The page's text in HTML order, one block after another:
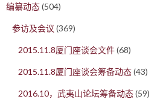
编纂动态(504)
参访及会议 (369)
2015.11.8厦门座谈会文件(68)
2015.11.8厦门座谈会筹备动态(43)
2016.10，武夷山论坛筹备动态(59)